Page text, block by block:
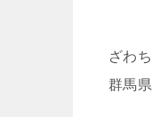
ざわ
群馬